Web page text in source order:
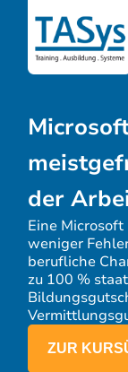
der
Eine
weniger
berufliche
zu 100 %
ZUR